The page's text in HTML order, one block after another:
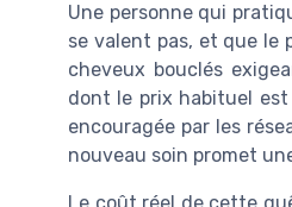
Une personne qui
se valent pas, et que le
cheveux bouclés
dont le prix habituel est
encouragée par les
nouveau soin promet